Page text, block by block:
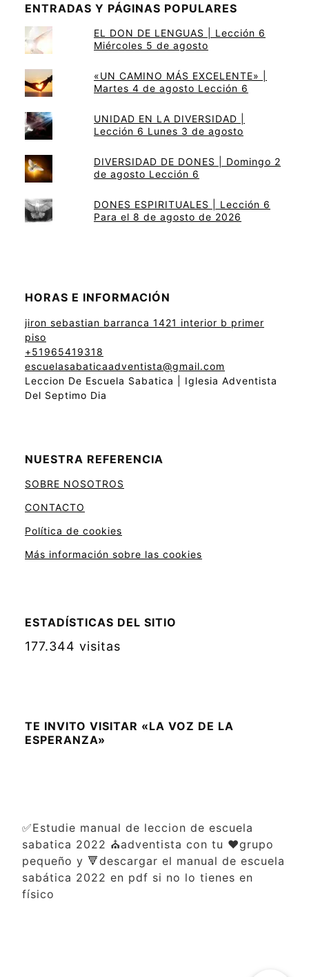
ENTRADAS Y PÁGINAS POPULARES
EL DON DE LENGUAS | Lección 6
Miércoles 5 de agosto
«UN CAMINO MÁS EXCELENTE» |
Martes 4 de agosto Lección 6
UNIDAD EN LA DIVERSIDAD |
Lección 6 Lunes 3 de agosto
DIVERSIDAD DE DONES | Domingo 2
de agosto Lección 6
DONES ESPIRITUALES | Lección 6
Para el 8 de agosto de 2026
HORAS E INFORMACIÓN
jiron sebastian barranca 1421 interior b primer
piso
+51965419318
escuelasabaticaadventista@gmail.com
Leccion De Escuela Sabatica | Iglesia Adventista
Del Septimo Dia
NUESTRA REFERENCIA
SOBRE NOSOTROS
CONTACTO
Política de cookies
Más información sobre las cookies
ESTADÍSTICAS DEL SITIO
177.344 visitas
TE INVITO VISITAR «LA VOZ DE LA
ESPERANZA»
✅Estudie manual de leccion de escuela
sabatica 2022 ⛪adventista con tu ❤️grupo
pequeño y 🔻descargar el manual de escuela
sabática 2022 en pdf si no lo tienes en
físico